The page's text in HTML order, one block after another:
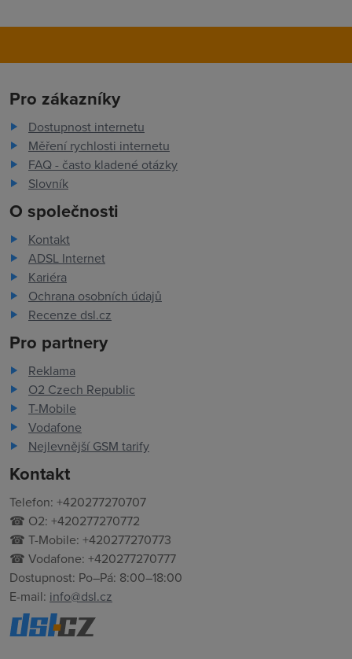
Pro zákazníky
Dostupnost internetu
Měření rychlosti internetu
FAQ - často kladené otázky
Slovník
O společnosti
Kontakt
ADSL Internet
Kariéra
Ochrana osobních údajů
Recenze dsl.cz
Pro partnery
Reklama
O2 Czech Republic
T-Mobile
Vodafone
Nejlevnější GSM tarify
Kontakt
Telefon: +420277270707
☎ O2: +420277270772
☎ T-Mobile: +420277270773
☎ Vodafone: +420277270777
Dostupnost: Po–Pá: 8:00–18:00
E-mail: info@dsl.cz